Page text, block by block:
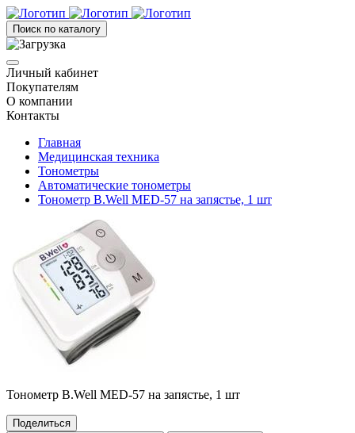
Поиск по каталогу
Личный кабинет
Покупателям
О компании
Контакты
Главная
Медицинская техника
Тонометры
Автоматические тонометры
Тонометр B.Well MED-57 на запястье, 1 шт
Тонометр B.Well MED-57 на запястье, 1 шт
Поделиться